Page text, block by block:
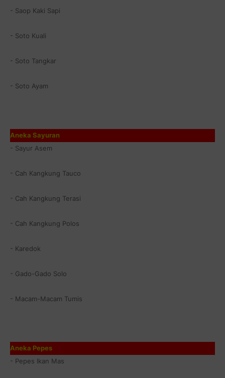
- Saop Kaki Sapi
- Soto Kuali
- Soto Tangkar
- Soto Ayam
Aneka Sayuran
- Sayur Asem
- Cah Kangkung Tauco
- Cah Kangkung Terasi
- Cah Kangkung Polos
- Karedok
- Gado-Gado Solo
- Macam-Macam Tumis
Aneka Pepes
- Pepes Ikan Mas